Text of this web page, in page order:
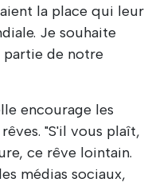
la place qui leur
Je souhaite
partie de notre
encourage les
"S'il vous plaît,
ce rêve lointain.
médias sociaux,